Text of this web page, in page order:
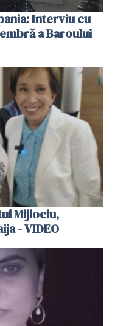
Interviu cu
a Baroului
Mijlociu,
- VIDEO